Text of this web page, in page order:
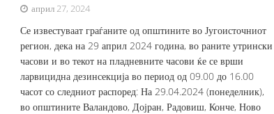
април 27, 2024
Се известуваат граѓаните од општините во Југоисточниот
регион, дека на 29 април 2024 година, во раните утрински
часови и во текот на пладневните часови ќе се врши
ларвицидна дезинсекција во период од 09.00 до 16.00
часот со следниот распоред: На 29.04.2024 (понеделник),
во општините Валандово, Дојран, Радовиш, Конче, Ново